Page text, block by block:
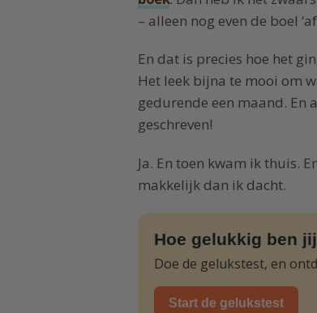
– alleen nog even de boel
En dat is precies hoe het
Het leek bijna te mooi om
gedurende een maand. En
geschreven!
Ja. En toen kwam ik thuis.
makkelijk dan ik dacht.
Hoe gelukkig ben
Doe de gelukstest, en
Start de gelukstest